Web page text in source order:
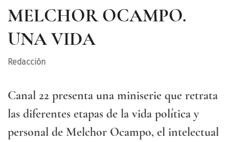
MELCHOR OCAMPO.
UNA VIDA
Redacción
Canal 22 presenta una miniserie que retrata
las diferentes etapas de la vida política y
personal de Melchor Ocampo, el intelectual